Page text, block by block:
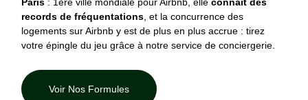
Paris : 1ère ville mondiale pour Airbnb, elle connaît des
records de fréquentations, et la concurrence des
logements sur Airbnb y est de plus en plus accrue : tirez
votre épingle du jeu grâce à notre service de conciergerie.
Voir Nos Formules